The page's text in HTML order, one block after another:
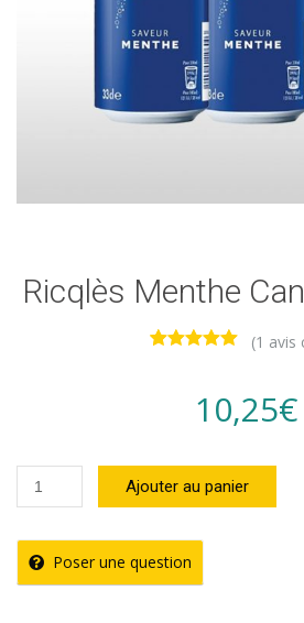
Ricqlès Menthe
notation
(1 avis
10,25€
quantité
de
Ricqlès
Menthe
Ajouter au panier
Poser une question